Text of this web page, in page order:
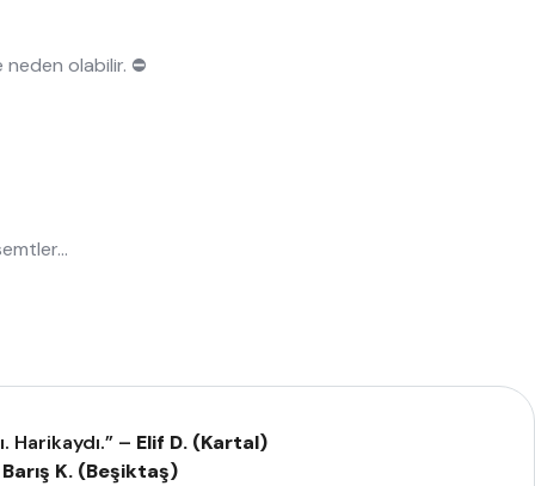
olabilir. ⛔
– Elif D. (Kartal)
Barış K. (Beşiktaş)